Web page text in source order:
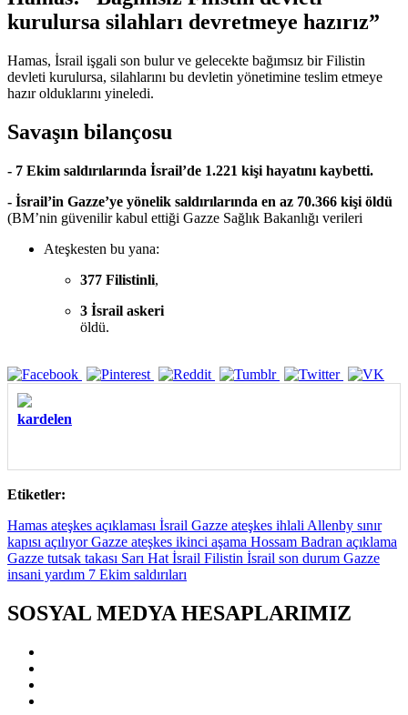
kurulursa silahları devretmeye hazırız”
Hamas, İsrail işgali son bulur ve gelecekte bağımsız bir Filistin
devleti kurulursa, silahlarını bu devletin yönetimine teslim etmeye
hazır olduklarını yineledi.
Savaşın bilançosu
- 7 Ekim saldırılarında İsrail’de 1.221 kişi hayatını kaybetti.
- İsrail’in Gazze’ye yönelik saldırılarında en az 70.366 kişi öldü
(BM’nin güvenilir kabul ettiği Gazze Sağlık Bakanlığı verileri
Ateşkesten bu yana:
377 Filistinli,
3 İsrail askeri
öldü.
kardelen
Etiketler:
Hamas ateşkes açıklaması İsrail Gazze ateşkes ihlali Allenby sınır
kapısı açılıyor Gazze ateşkes ikinci aşama Hossam Badran açıklama
Gazze tutsak takası Sarı Hat İsrail Filistin İsrail son durum Gazze
insani yardım 7 Ekim saldırıları
SOSYAL MEDYA HESAPLARIMIZ